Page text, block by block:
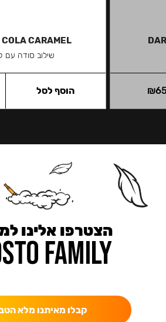
₪
CARAMEL
שילוב סודה עם
הוסף לסל
הצטרפו אלינו
קבלו מאיתנו מלא